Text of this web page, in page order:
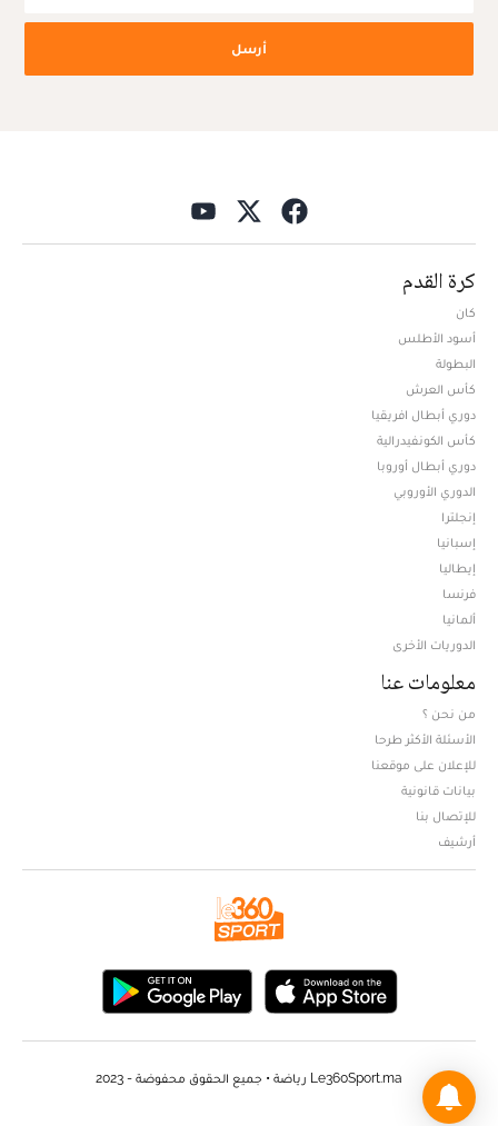
أرسل
كرة القدم
كان
أسود الأطلس
البطولة
كأس العرش
دوري أبطال افريقيا
كأس الكونفيدرالية
دوري أبطال أوروبا
الدوري الأوروبي
إنجلترا
إسبانيا
إيطاليا
فرنسا
ألمانيا
الدوريات الأخرى
معلومات عنا
من نحن ؟
الأسئلة الأكثر طرحا
للإعلان على موقعنا
بيانات قانونية
للإتصال بنا
أرشيف
Le360Sport.ma رياضة • جميع الحقوق محفوضة - 2023